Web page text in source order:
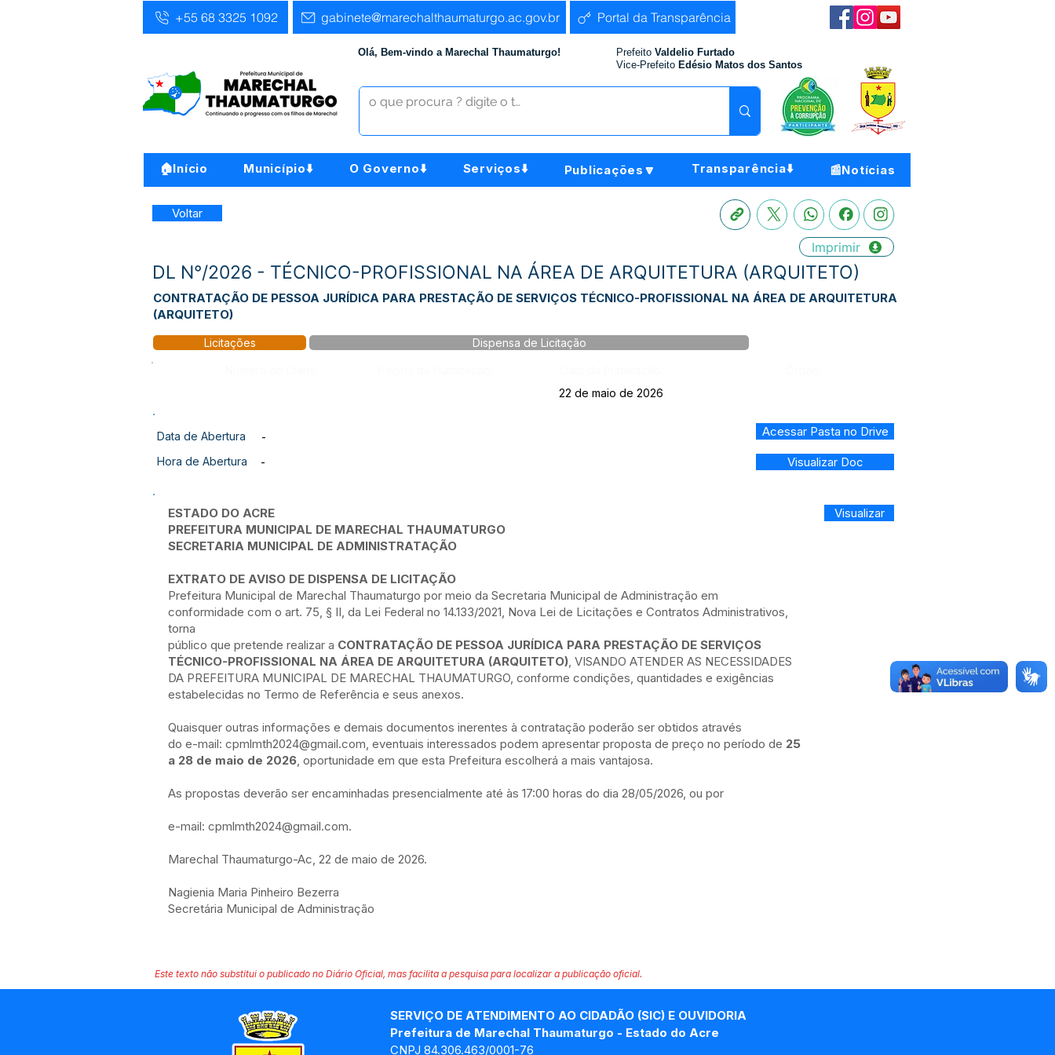
+55 68 3325 1092 gabinete@marechalthaumaturgo.ac.gov.br Portal da Transparência
Olá, Bem-vindo a Marechal Thaumaturgo! Prefeito Valdelio Furtado
Vice-Prefeito Edésio Matos dos Santos
🏠Início Município⬇️ O Governo⬇️ Serviços⬇️ Publicações🔽 Transparência⬇️ 📰Notícias
Voltar
Imprimir
DL N°/2026 - TÉCNICO-PROFISSIONAL NA ÁREA DE ARQUITETURA (ARQUITETO)
CONTRATAÇÃO DE PESSOA JURÍDICA PARA PRESTAÇÃO DE SERVIÇOS TÉCNICO-PROFISSIONAL NA ÁREA DE ARQUITETURA
(ARQUITETO)
Licitações Dispensa de Licitação
22 de maio de 2026
Data de Abertura
-
Hora de Abertura
-
Acessar Pasta no Drive
Visualizar Doc
ESTADO DO ACRE
PREFEITURA MUNICIPAL DE MARECHAL THAUMATURGO
SECRETARIA MUNICIPAL DE ADMINISTRATAÇÃO
EXTRATO DE AVISO DE DISPENSA DE LICITAÇÃO
Prefeitura Municipal de Marechal Thaumaturgo por meio da Secretaria Municipal de Administração em
conformidade com o art. 75, § II, da Lei Federal no 14.133/2021, Nova Lei de Licitações e Contratos Administrativos,
torna
público que pretende realizar a CONTRATAÇÃO DE PESSOA JURÍDICA PARA PRESTAÇÃO DE SERVIÇOS
TÉCNICO-PROFISSIONAL NA ÁREA DE ARQUITETURA (ARQUITETO), VISANDO ATENDER AS NECESSIDADES
DA PREFEITURA MUNICIPAL DE MARECHAL THAUMATURGO, conforme condições, quantidades e exigências
estabelecidas no Termo de Referência e seus anexos.
Quaisquer outras informações e demais documentos inerentes à contratação poderão ser obtidos através
do e-mail: cpmlmth2024@gmail.com, eventuais interessados podem apresentar proposta de preço no período de 25
a 28 de maio de 2026, oportunidade em que esta Prefeitura escolherá a mais vantajosa.
As propostas deverão ser encaminhadas presencialmente até às 17:00 horas do dia 28/05/2026, ou por
e-mail: cpmlmth2024@gmail.com.
Marechal Thaumaturgo-Ac, 22 de maio de 2026.
Nagienia Maria Pinheiro Bezerra
Secretária Municipal de Administração
Visualizar
Este texto não substitui o publicado no Diário Oficial, mas facilita a pesquisa para localizar a publicação oficial.
SERVIÇO DE ATENDIMENTO AO CIDADÃO (SIC) E OUVIDORIA
Prefeitura de Marechal Thaumaturgo - Estado do Acre
CNPJ 84.306.463/0001-76